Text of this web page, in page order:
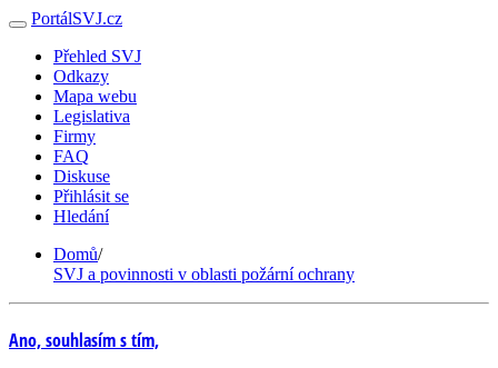
PortálSVJ.cz
Přehled SVJ
Odkazy
Mapa webu
Legislativa
Firmy
FAQ
Diskuse
Přihlásit se
Hledání
Domů/
SVJ a povinnosti v oblasti požární ochrany
Ano, souhlasím s tím,